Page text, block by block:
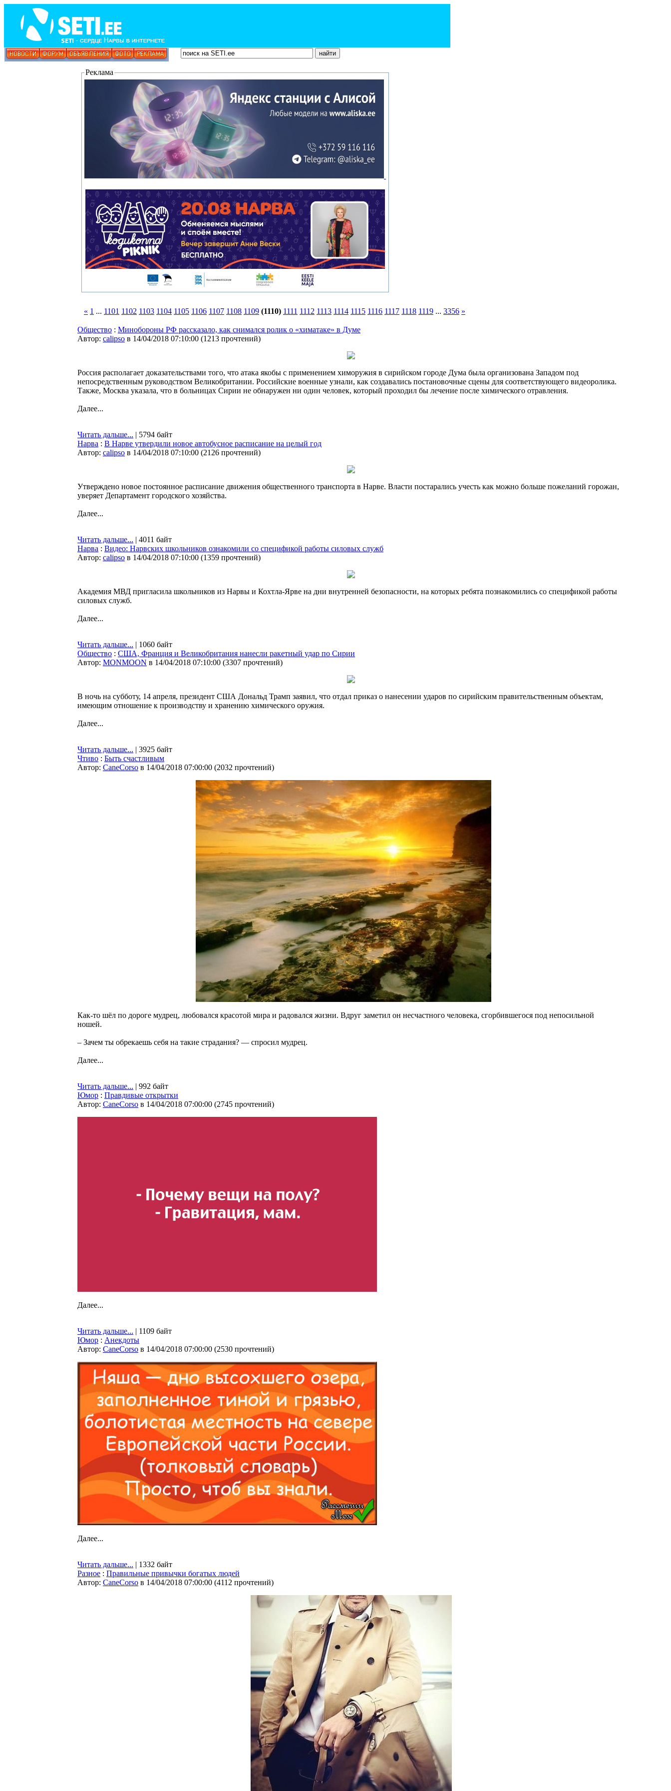
Реклама
« 1 ... 1101 1102 1103 1104 1105 1106 1107 1108 1109 (1110) 1111 1112 1113 1114 1115 1116 1117 1118 1119 ... 3356 »
Общество : Минобороны РФ рассказало, как снимался ролик о «химатаке» в Думе
Автор: calipso в 14/04/2018 07:10:00 (1213 прочтений)
Россия располагает доказательствами того, что атака якобы с применением химоружия в сирийском городе Дума была организована Западом под
непосредственным руководством Великобритании. Российские военные узнали, как создавались постановочные сцены для соответствующего видеоролика.
Также, Москва указала, что в больницах Сирии не обнаружен ни один человек, который проходил бы лечение после химического отравления.
Далее...
Читать дальше... | 5794 байт
Нарва : В Нарве утвердили новое автобусное расписание на целый год
Автор: calipso в 14/04/2018 07:10:00 (2126 прочтений)
Утверждено новое постоянное расписание движения общественного транспорта в Нарве. Власти постарались учесть как можно больше пожеланий горожан,
уверяет Департамент городского хозяйства.
Далее...
Читать дальше... | 4011 байт
Нарва : Видео: Нарвских школьников ознакомили со спецификой работы силовых служб
Автор: calipso в 14/04/2018 07:10:00 (1359 прочтений)
Академия МВД пригласила школьников из Нарвы и Кохтла-Ярве на дни внутренней безопасности, на которых ребята познакомились со спецификой работы
силовых служб.
Далее...
Читать дальше... | 1060 байт
Общество : США, Франция и Великобритания нанесли ракетный удар по Сирии
Автор: MONMOON в 14/04/2018 07:10:00 (3307 прочтений)
В ночь на субботу, 14 апреля, президент США Дональд Трамп заявил, что отдал приказ о нанесении ударов по сирийским правительственным объектам,
имеющим отношение к производству и хранению химического оружия.
Далее...
Читать дальше... | 3925 байт
Чтиво : Быть счастливым
Автор: CaneCorso в 14/04/2018 07:00:00 (2032 прочтений)
Как-то шёл по дороге мудрец, любовался красотой мира и радовался жизни. Вдруг заметил он несчастного человека, сгорбившегося под непосильной
ношей.
– Зачем ты обрекаешь себя на такие страдания? — спросил мудрец.
Далее...
Читать дальше... | 992 байт
Юмор : Правдивые открытки
Автор: CaneCorso в 14/04/2018 07:00:00 (2745 прочтений)
Далее...
Читать дальше... | 1109 байт
Юмор : Анекдоты
Автор: CaneCorso в 14/04/2018 07:00:00 (2530 прочтений)
Далее...
Читать дальше... | 1332 байт
Разное : Правильные привычки богатых людей
Автор: CaneCorso в 14/04/2018 07:00:00 (4112 прочтений)